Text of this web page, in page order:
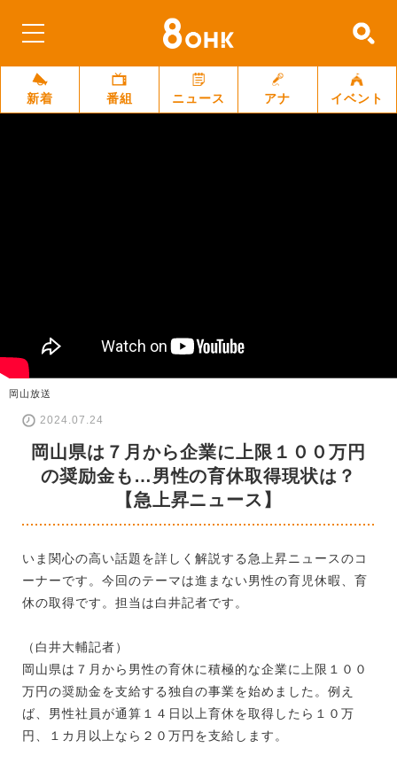
新着 番組 ニュース アナ イベント
岡山放送
2024.07.24
岡山県は７月から企業に上限１００万円
の奨励金も…男性の育休取得現状は？
【急上昇ニュース】
いま関心の高い話題を詳しく解説する急上昇ニュースのコ
ーナーです。今回のテーマは進まない男性の育児休暇、育
休の取得です。担当は白井記者です。
（白井大輔記者）
岡山県は７月から男性の育休に積極的な企業に上限１００
万円の奨励金を支給する独自の事業を始めました。例え
ば、男性社員が通算１４日以上育休を取得したら１０万
円、１カ月以上なら２０万円を支給します。